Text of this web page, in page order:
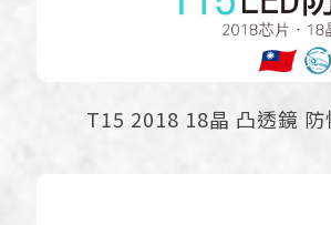
T15 2018 18晶 凸透鏡 防